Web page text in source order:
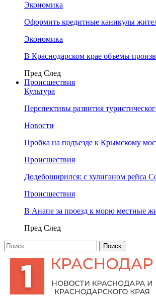
Экономика
Оформить кредитные каникулы
Экономика
В Краснодарском крае объемы
Пред След
Происшествия
Культура
Перспективы развития
Новости
Пробка на подъезде к Крымскому
Происшествия
Додебоширился: с хулиганом рейса
Происшествия
В Анапе за проезд к морю местные
Пред След